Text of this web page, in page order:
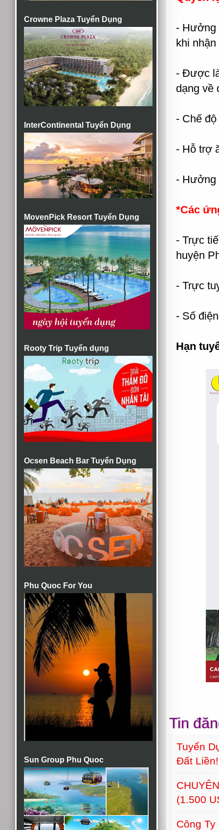
Crowne Plaza Tuyển Dụng
InterContinental Tuyển Dụng
MovenPick Resort Tuyển Dụng
Rooty Trip Tuyển dụng
Ocsen Beach Bar Tuyển Dụng
Phu Quoc For You
Sun Group Phu Quoc
- Hưởng
khi nhận
- Được
dạng về
- Chế
- Hỗ trợ
- Hưởng
*Các
- Trực
huyện
- Trực
- Số
Hạn
Tin
Tuyển
Đất
(1.500
Công